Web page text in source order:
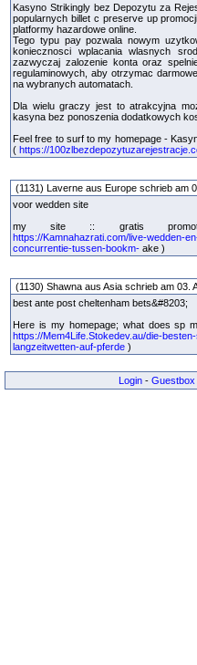
Kasyno Strikingly bez Depozytu za
popularnych billet c preserve up
platformy hazardowe online.
Tego typu pay pozwala nowym
koniecznosci wplacania wlasnych
zazwyczaj zalozenie konta oraz
regulaminowych, aby otrzymac
na wybranych automatach.
Dla wielu graczy jest to atrakcyjna
kasyna bez ponoszenia dodatkowych
Feel free to surf to my homepage -
( https://
(1131) Laverne aus Europe schrieb am
voor wedden site
my site :: gratis
https://Kamnahazrati.com/live-wedden-
concurrentie-tussen-bookm- ake )
(1130) Shawna aus Asia schrieb am 03.
best ante post cheltenham bets&#8203;
Here is my homepage; what does sp
https://Mem4Life.Stokedev.au/die-
langzeitwetten-auf-pferde )
Login - Guestbox